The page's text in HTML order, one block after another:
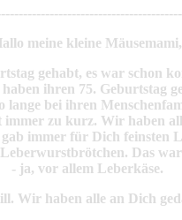
meine kleine Mäusemami,
gehabt, es war schon
ihren 75. Geburtstag
lange bei ihren
immer zu kurz. Wir haben
immer für Dich feinsten
Das
- ja, vor allem Leberkäse.
Wir haben alle an Dich